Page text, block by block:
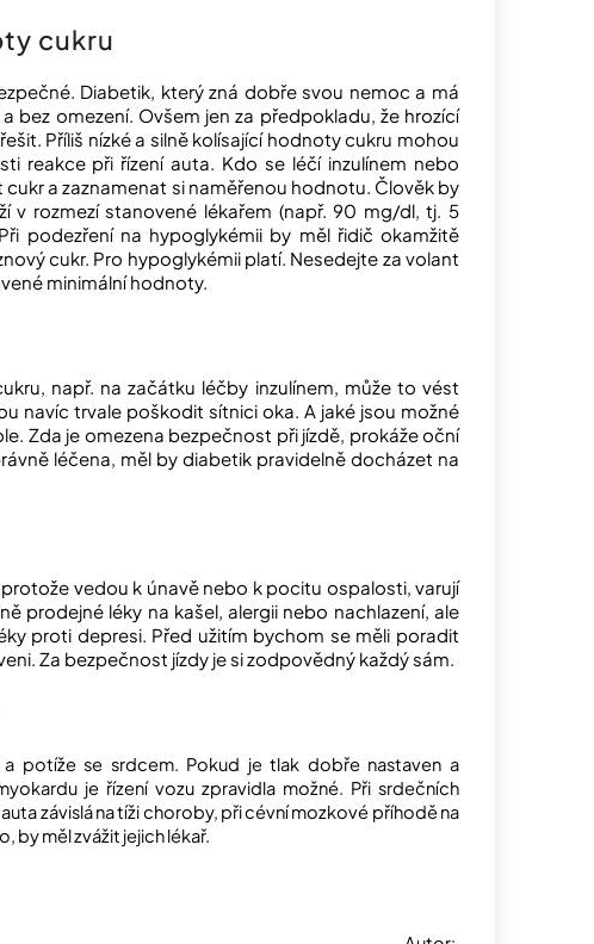
cukru
Diabetik, který zná dobře svou nemoc a má
omezení. Ovšem jen za předpokladu, že hrozící
Příliš nízké a silně kolísající hodnoty cukru mohou
reakce při řízení auta. Kdo se léčí inzulínem nebo
a zaznamenat si naměřenou hodnotu. Člověk by
rozmezí stanovené lékařem (např. 90 mg/dl, tj. 5
podezření na hypoglykémii by měl řidič okamžitě
cukr. Pro hypoglykémii platí. Nesedejte za volant
minimální hodnoty.
např. na začátku léčby inzulínem, může to vést
navíc trvale poškodit sítnici oka. A jaké jsou možné
Zda je omezena bezpečnost při jízdě, prokáže oční
léčena, měl by diabetik pravidelně docházet na
vedou k únavě nebo k pocitu ospalosti, varují
prodejné léky na kašel, alergii nebo nachlazení, ale
proti depresi. Před užitím bychom se měli poradit
Za bezpečnost jízdy je si zodpovědný každý sám.
potíže se srdcem. Pokud je tlak dobře nastaven a
je řízení vozu zpravidla možné. Při srdečních
závislá na tíži choroby, při cévní mozkové příhodě na
by měl zvážit jejich lékař.